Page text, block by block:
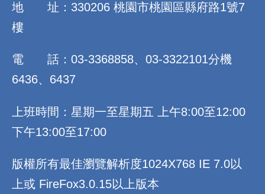
地 址：330206 桃園市桃園區縣府路1號7
樓
電 話：03-3368858、03-3322101分機
6436、6437
上班時間：星期一至星期五 上午8:00至12:00
下午13:00至17:00
版權所有最佳瀏覽解析度1024X768 IE 7.0以
上或 FireFox3.0.15以上版本